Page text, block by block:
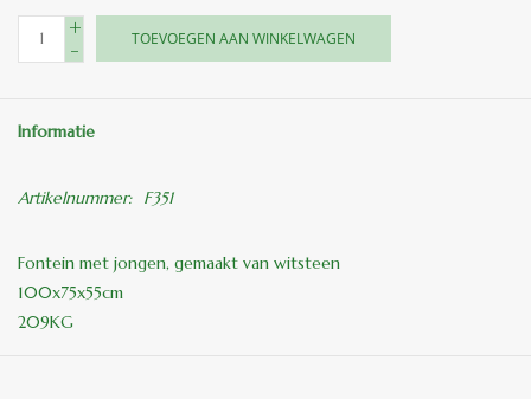
+
-
TOEVOEGEN AAN WINKELWAGEN
Informatie
Artikelnummer: F351
Fontein met jongen, gemaakt van witsteen
100x75x55cm
209KG